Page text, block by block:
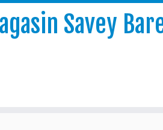
Savey